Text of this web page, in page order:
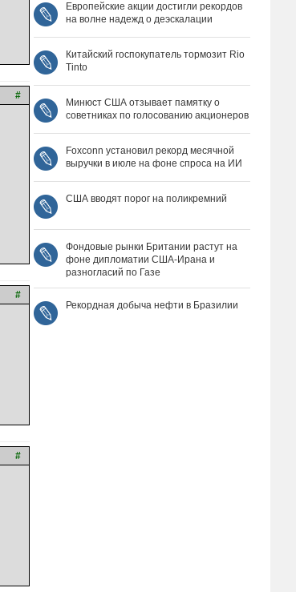
#
#
#
Европейские акции достигли рекордов
на волне надежд о деэскалации
Китайский госпокупатель тормозит Rio
Tinto
Минюст США отзывает памятку о
советниках по голосованию акционеров
Foxconn установил рекорд месячной
выручки в июле на фоне спроса на ИИ
США вводят порог на поликремний
Фондовые рынки Британии растут на
фоне дипломатии США‑Ирана и
разногласий по Газе
Рекордная добыча нефти в Бразилии